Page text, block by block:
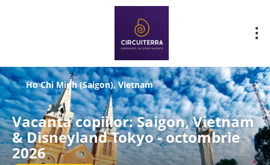
Vacanta copiilor: Saigon, Vietnam
& Disneyland Tokyo - octombrie
2026
Ho Chi Minh (Saigon), Vietnam